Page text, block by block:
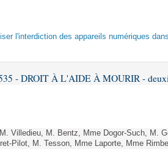
l'interdiction des appareils numériques
- DROIT À L'AIDE À MOURIR -
Villedieu, M. Bentz, Mme Dogor-Such, M.
Pilot, M. Tesson, Mme Laporte, Mme